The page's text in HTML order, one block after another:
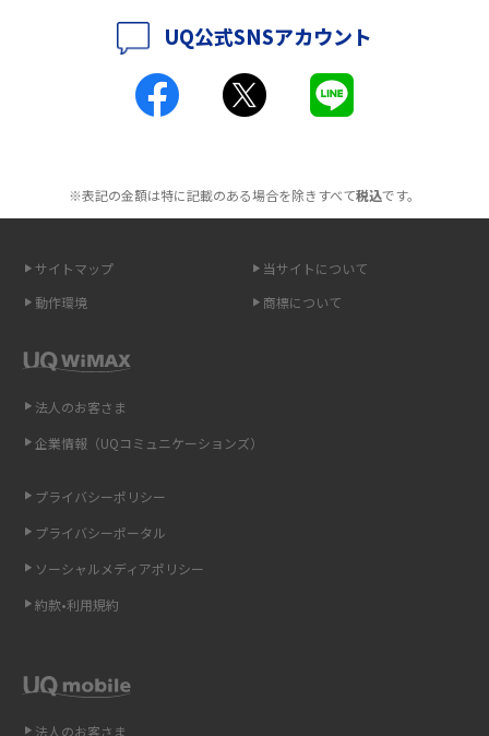
ポケット型Wi-Fiとは？通信の仕組みやメリット・デメリットを解説
工事不要！置くだけWi-Fiの特徴は？メリット・デメリットや選び方を解説
介
ポケット型Wi-Fi（モバイルWi-Fi）とは？おススメする方の特徴や選び方を
点も解説
ギガバイト（GB）とは？1GBの目安やギガが足りない時の対処法を紹介
Wi-Fi 6とは？Wi-Fi 5との違いやメリットと注意点、規格の種類も解説
UQ公式SNSアカウント
※表記の金額は特に記載のある場合を除きすべて税込です。
サイトマップ
当サイトについて
動作環境
商標について
法人のお客さま
法人のお客さま
企業情報（UQコミュニケーションズ）
プライバシーポリシー
プライバシーポータル
ソーシャルメディアポリシー
約款•利用規約